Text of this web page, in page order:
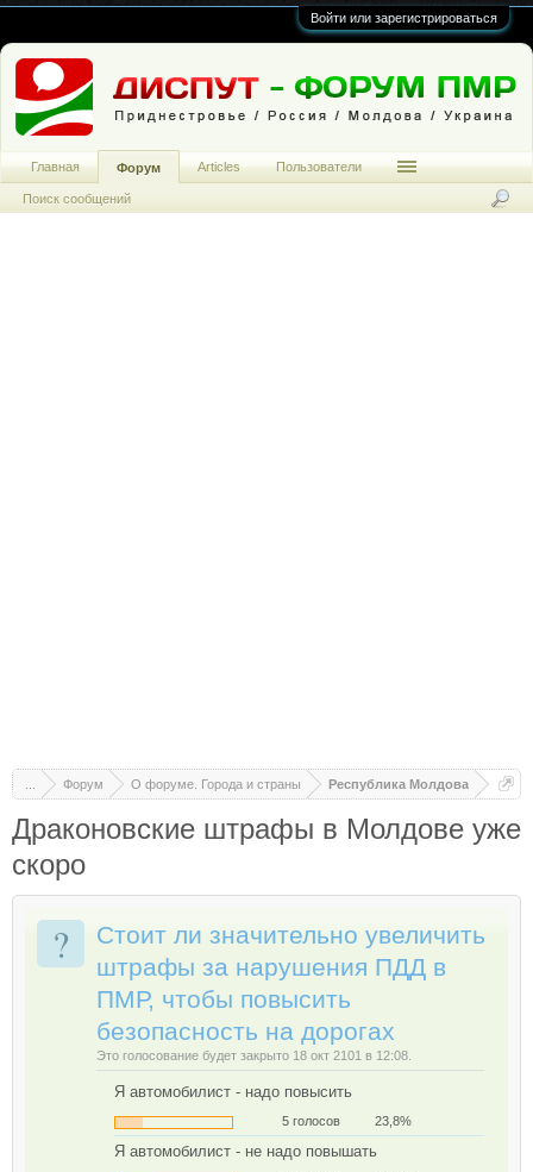
Войти или зарегистрироваться
Форум О форуме. Города и страны Республика Молдова
Драконовские штрафы в Молдове уже
скоро
?
Стоит ли значительно увеличить
штрафы за нарушения ПДД в
ПМР, чтобы повысить
безопасность на дорогах
Это голосование будет закрыто 18 окт 2101 в 12:08.
Я автомобилист - надо повысить
5 голосов 23,8%
Я автомобилист - не надо повышать
Главная Форум
Поиск сообщений
Articles Пользователи